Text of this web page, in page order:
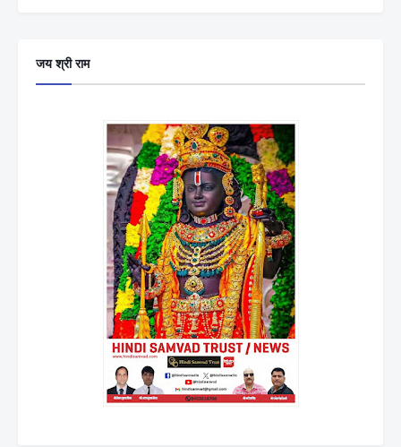
जय श्री राम